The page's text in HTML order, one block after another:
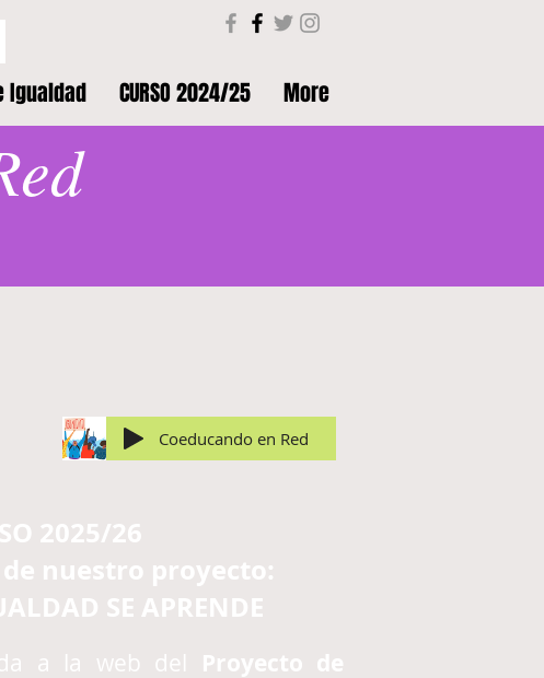
Igualdad CURSO 2024/25 More
Coeducando en Red
2025/26
proyecto:
SE APRENDE
a la web del Proyecto de